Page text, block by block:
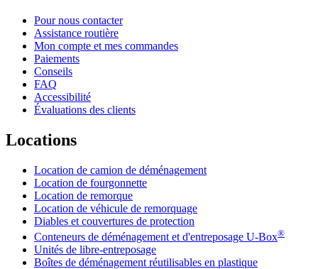
Pour nous contacter
Assistance routière
Mon compte et mes commandes
Paiements
Conseils
FAQ
Accessibilité
Évaluations des clients
Locations
Location de camion de déménagement
Location de fourgonnette
Location de remorque
Location de véhicule de remorquage
Diables et couvertures de protection
Conteneurs de déménagement et d'entreposage U-Box®
Unités de libre-entreposage
Boîtes de déménagement réutilisables en plastique